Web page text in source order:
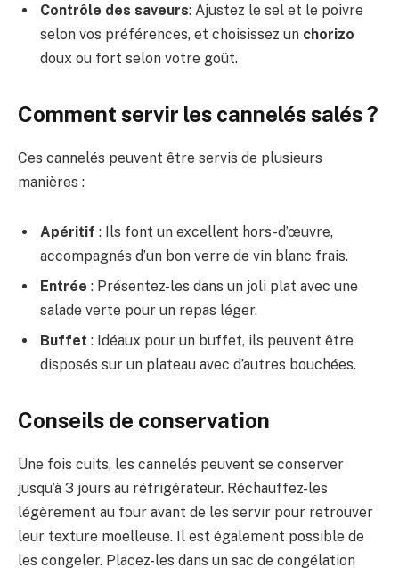
Contrôle des saveurs: Ajustez le sel et le poivre
selon vos préférences, et choisissez un chorizo
doux ou fort selon votre goût.
Comment servir les cannelés salés ?
Ces cannelés peuvent être servis de plusieurs
manières :
Apéritif : Ils font un excellent hors-d’œuvre,
accompagnés d’un bon verre de vin blanc frais.
Entrée : Présentez-les dans un joli plat avec une
salade verte pour un repas léger.
Buffet : Idéaux pour un buffet, ils peuvent être
disposés sur un plateau avec d’autres bouchées.
Conseils de conservation
Une fois cuits, les cannelés peuvent se conserver
jusqu’à 3 jours au réfrigérateur. Réchauffez-les
légèrement au four avant de les servir pour retrouver
leur texture moelleuse. Il est également possible de
les congeler. Placez-les dans un sac de congélation